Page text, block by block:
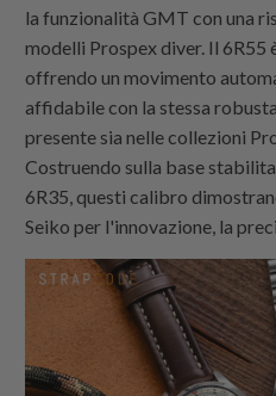
la funzionalità GMT con una
modelli Prospex diver. Il 6R55
offrendo un movimento
affidabile con la stessa
presente sia nelle collezioni
Costruendo sulla base
6R35, questi calibro
Seiko per l'innovazione, la